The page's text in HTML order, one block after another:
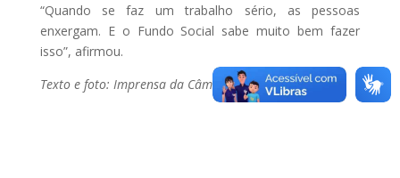
“Quando se faz um trabalho sério, as pessoas
enxergam. E o Fundo Social sabe muito bem fazer
isso”, afirmou.
Texto e foto: Imprensa da Câmara